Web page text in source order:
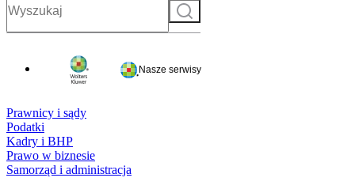
Szukaj
Nasze serwisy
Prawnicy i sądy
Podatki
Kadry i BHP
Prawo w biznesie
Samorząd i administracja